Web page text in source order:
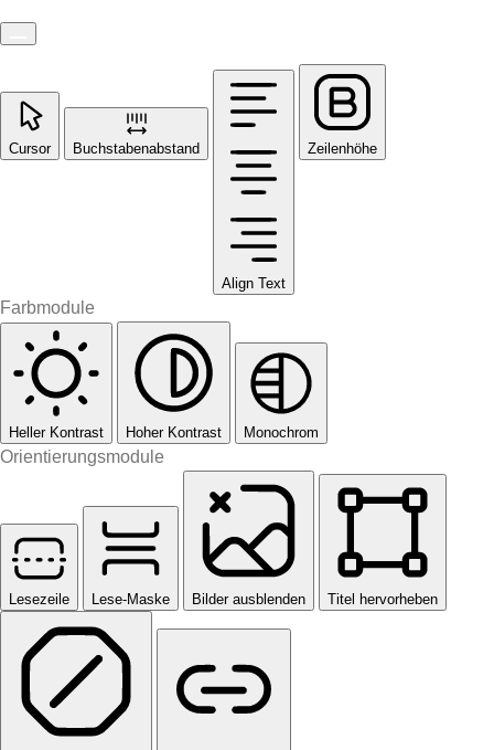
Cursor Buchstabenabstand
Align Text
Zeilenhöhe
Farbmodule
Heller Kontrast Hoher Kontrast Monochrom
Orientierungsmodule
Lesezeile Lese-Maske Bilder ausblenden Titel hervorheben